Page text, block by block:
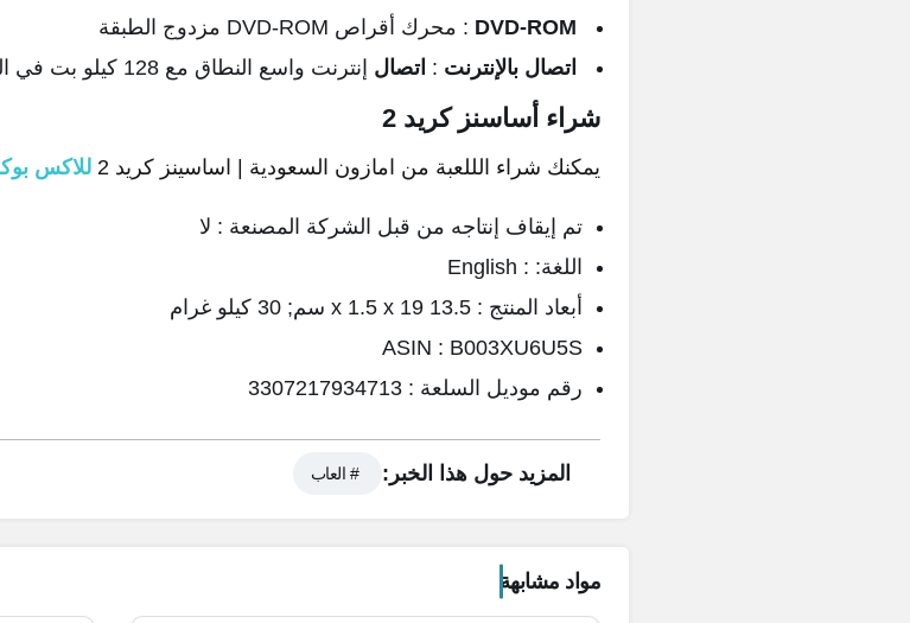
DVD-ROM : محرك أقراص DVD-ROM مزدوج الطبقة
اتصال بالإنترنت : اتصال إنترنت واسع النطاق مع 128 كيلو بت في الثانية أو أسرع
شراء أساسنز كريد 2
يمكنك شراء الللعبة من امازون السعودية | اساسينز كريد 2 للاكس
تم إيقاف إنتاجه من قبل الشركة المصنعة : لا
اللغة: : English
أبعاد المنتج : 13.5 x 1.5 x 19 سم; 30 كيلو غرام
ASIN : B003XU6U5S
رقم موديل السلعة : 3307217934713
المزيد حول هذا الخبر: # العاب
مواد مشابهة